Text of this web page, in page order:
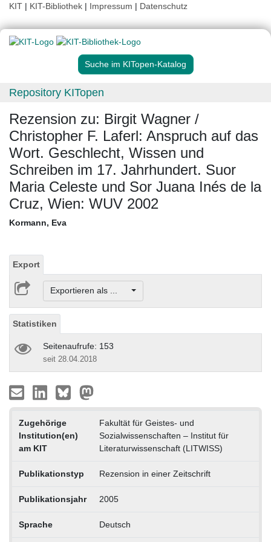
KIT | KIT-Bibliothek | Impressum | Datenschutz
Suche im KITopen-Katalog
Repository KITopen
Rezension zu: Birgit Wagner /
Christopher F. Laferl: Anspruch auf das
Wort. Geschlecht, Wissen und
Schreiben im 17. Jahrhundert. Suor
Maria Celeste und Sor Juana Inés de la
Cruz, Wien: WUV 2002
Kormann, Eva
Export
Exportieren als ...
Statistiken
Seitenaufrufe: 153
seit 28.04.2018
Zugehörige
Institution(en)
am KIT
Fakultät für Geistes- und
Sozialwissenschaften – Institut für
Literaturwissenschaft (LITWISS)
Publikationstyp Rezension in einer Zeitschrift
Publikationsjahr 2005
Sprache Deutsch